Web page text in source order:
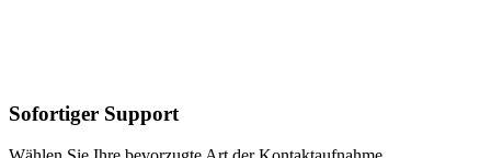
Sofortiger Support